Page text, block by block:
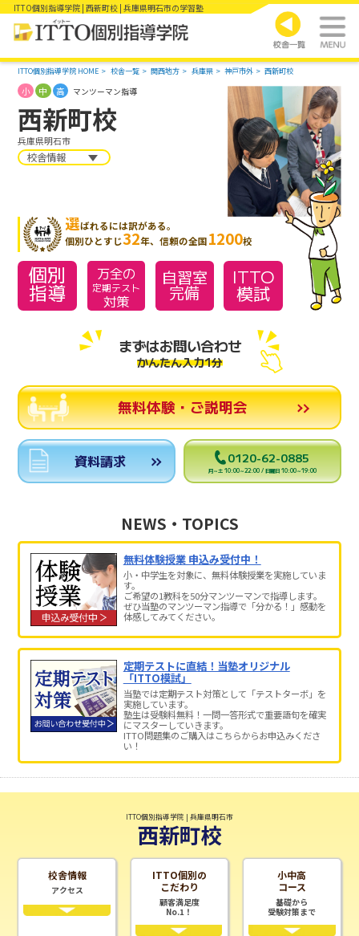
ITTO個別指導学院 | 西新町校 | 兵庫県明石市の学習塾
ITTO個別指導学院 HOME 校舎一覧 関西地方 兵庫県 神戸市外 西新町校
西新町校
兵庫県明石市
小 中 高 マンツーマン指導
校舎情報
選ばれるには訳がある。
個別ひとすじ32年、信頼の全国1200校
個別
指導
万全の
定期テスト
対策
自習室
完備
ITTO
模試
まずはお問い合わせ
かんたん入力1分
無料体験・ご説明会
資料請求 0120-62-0885
月～土 10:00～22:00 / 日曜日 10:00～19:00
NEWS・TOPICS
無料体験授業 申込み受付中！
小・中学生を対象に、無料体験授業を実施していま
す。
ご希望の1教科を50分マンツーマンで指導します。
ぜひ当塾のマンツーマン指導で「分かる！」感動を
体感してみてください。
定期テストに直結！当塾オリジナル
「ITTO模試」
当塾では定期テスト対策として「テストターボ」を
実施しています。
塾生は受験料無料！一問一答形式で重要語句を確実
にマスターしていきます。
ITTO問題集のご購入はこちらからお申込みくださ
い！
ITTO個別指導学院 | 兵庫県明石市
西新町校
校舎情報
アクセス
ITTO個別の
こだわり
顧客満足度
No.1！
小中高
コース
基礎から
受験対策まで